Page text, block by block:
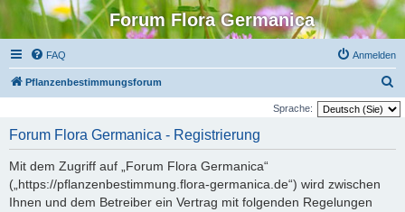
Forum Flora Germanica
FAQ Anmelden
Pflanzenbestimmungsforum
u
Sprache:
Forum Flora Germanica - Registrierung
Mit dem Zugriff auf „Forum Flora Germanica“
(„https://pflanzenbestimmung.flora-germanica.de“) wird zwischen
Ihnen und dem Betreiber ein Vertrag mit folgenden Regelungen